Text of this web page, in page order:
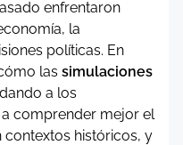
enfrentaron
la
políticas. En
las simulaciones
a los
comprender mejor el
históricos, y